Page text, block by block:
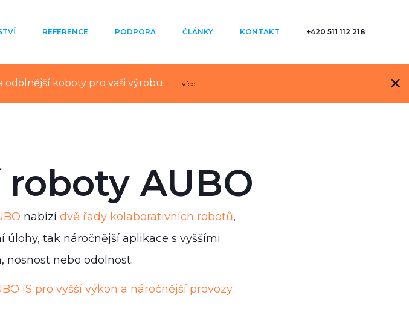
REFERENCE PODPORA ČLÁNKY KONTAKT +420 511 112 218
odolnější koboty pro vaši výrobu. více
AUBO
nabízí dvě řady kolaborativních robotů,
tak náročnější aplikace s vyššími
nosnost nebo odolnost.
iS pro vyšší výkon a náročnější provozy.